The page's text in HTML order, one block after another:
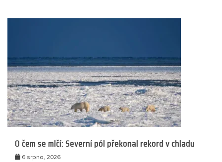
O čem se mlčí: Severní pól překonal rekord v chladu
6 srpna, 2026